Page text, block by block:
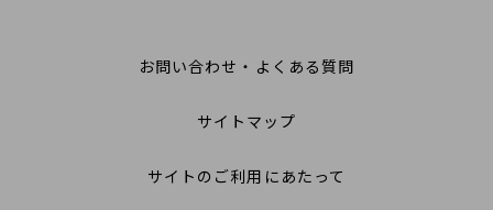
お問い合わせ・よくある質問
サイトマップ
サイトのご利用にあたって